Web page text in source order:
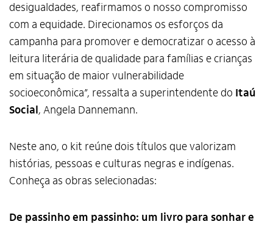
desigualdades, reafirmamos o nosso compromisso
com a equidade. Direcionamos os esforços da
campanha para promover e democratizar o acesso à
leitura literária de qualidade para famílias e crianças
em situação de maior vulnerabilidade
socioeconômica”, ressalta a superintendente do Itaú
Social, Angela Dannemann.
Neste ano, o kit reúne dois títulos que valorizam
histórias, pessoas e culturas negras e indígenas.
Conheça as obras selecionadas:
De passinho em passinho: um livro para sonhar e